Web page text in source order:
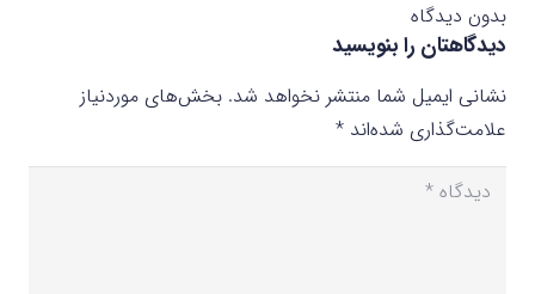
بدون دیدگاه
دیدگاهتان را بنویسید
نشانی ایمیل شما منتشر نخواهد شد. بخش‌های موردنیاز
علامت‌گذاری شده‌اند *